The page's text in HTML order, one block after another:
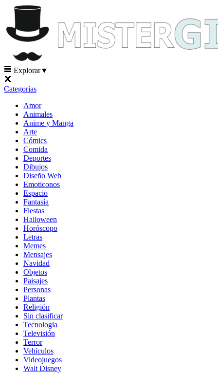
Explorar▼
Categorías
Amor
Animales
Anime y Manga
Arte
Cómics
Comida
Deportes
Dibujos
Diseño Web
Emoticonos
Espacio
Fantasía
Fiestas
Halloween
Horóscopo
Letras
Memes
Mensajes
Navidad
Objetos
Paisajes
Personas
Plantas
Religión
Sin clasificar
Tecnologia
Televisión
Terror
Vehículos
Videojuegos
Walt Disney